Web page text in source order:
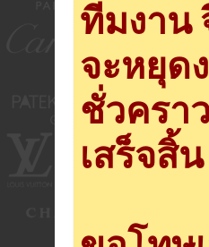
ทีมงาน
จะหยุด
ชั่วครา
เสร็จสิ้น